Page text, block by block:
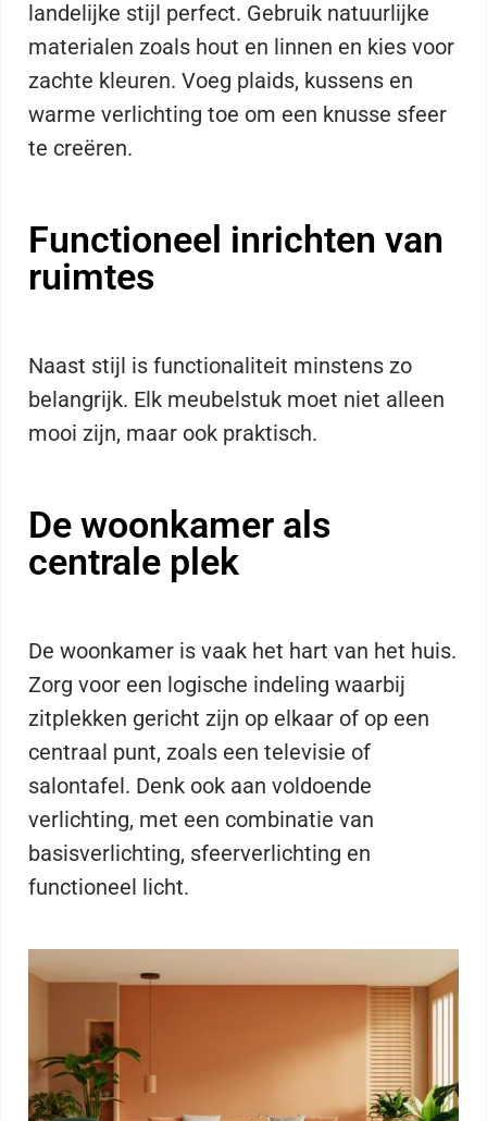
landelijke stijl perfect. Gebruik natuurlijke
materialen zoals hout en linnen en kies voor
zachte kleuren. Voeg plaids, kussens en
warme verlichting toe om een knusse sfeer
te creëren.
Functioneel inrichten van
ruimtes
Naast stijl is functionaliteit minstens zo
belangrijk. Elk meubelstuk moet niet alleen
mooi zijn, maar ook praktisch.
De woonkamer als
centrale plek
De woonkamer is vaak het hart van het huis.
Zorg voor een logische indeling waarbij
zitplekken gericht zijn op elkaar of op een
centraal punt, zoals een televisie of
salontafel. Denk ook aan voldoende
verlichting, met een combinatie van
basisverlichting, sfeerverlichting en
functioneel licht.